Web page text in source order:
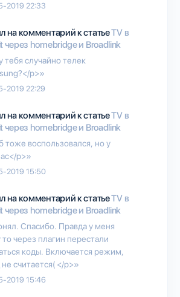
2019 22:33
на комментарий к статьеTV в
через homebridge и Broadlink
тебя случайно телек
p>»
2019 22:29
на комментарий к статьеTV в
через homebridge и Broadlink
тоже воспользовался, но у
p>»
2019 15:50
на комментарий к статьеTV в
через homebridge и Broadlink
Спасибо. Правда у меня
через плагин перестали
коды. Включается режим,
не считается( </p>»
2019 15:46